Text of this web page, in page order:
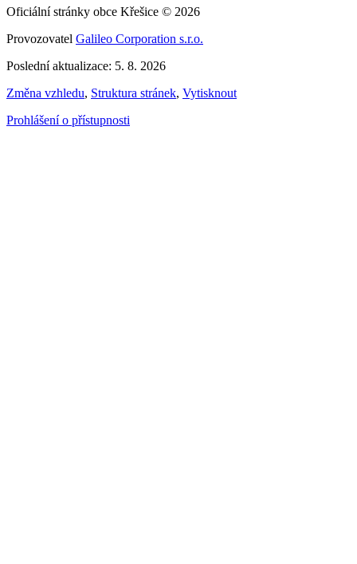
Oficiální stránky obce Křešice © 2026
Provozovatel Galileo Corporation s.r.o.
Poslední aktualizace: 5. 8. 2026
Změna vzhledu, Struktura stránek, Vytisknout
Prohlášení o přístupnosti